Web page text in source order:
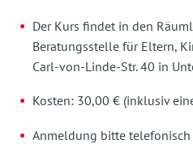
Der Kurs findet in den
Beratungsstelle für Eltern,
Carl-von-Linde-Str. 40 in
Kosten: 30,00 € (inklusiv
Anmeldung bitte telefonisch